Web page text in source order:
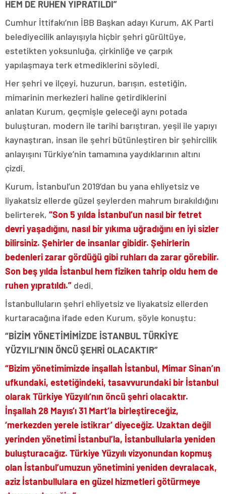
HEM DE RUHEN YIPRATILDI”
Cumhur İttifakı’nın İBB Başkan adayı Kurum, AK Parti
belediyecilik anlayışıyla hiçbir şehri gürültüye,
estetikten yoksunluğa, çirkinliğe ve çarpık
yapılaşmaya terk etmediklerini söyledi.
Her şehri ve ilçeyi, huzurun, barışın, estetiğin,
mimarinin merkezleri haline getirdiklerini
anlatan Kurum, geçmişle geleceği aynı potada
buluşturan, modern ile tarihi barıştıran, yeşil ile yapıyı
kaynaştıran, insan ile şehri bütünleştiren bir şehircilik
anlayışını Türkiye’nin tamamına yaydıklarının altını
çizdi.
Kurum, İstanbul’un 2019’dan bu yana ehliyetsiz ve
liyakatsiz ellerde güzel şeylerden mahrum bırakıldığını
belirterek, “Son 5 yılda İstanbul’un nasıl bir fetret
devri yaşadığını, nasıl bir yıkıma uğradığını en iyi sizler
bilirsiniz. Şehirler de insanlar gibidir. Şehirlerin
bedenleri zarar gördüğü gibi ruhları da zarar görebilir.
Son beş yılda İstanbul hem fiziken tahrip oldu hem de
ruhen yıpratıldı.” dedi.
İstanbulluların şehri ehliyetsiz ve liyakatsiz ellerden
kurtaracağına ifade eden Kurum, şöyle konuştu:
“BİZİM YÖNETİMİMİZDE İSTANBUL TÜRKİYE
YÜZYILI’NIN ÖNCÜ ŞEHRİ OLACAKTIR”
“Bizim yönetimimizde inşallah İstanbul, Mimar Sinan’ın
ufkundaki, estetiğindeki, tasavvurundaki bir İstanbul
olarak Türkiye Yüzyılı’nın öncü şehri olacaktır.
İnşallah 28 Mayıs’ı 31 Mart’la birleştireceğiz,
‘merkezden yerele istikrar’ diyeceğiz. Uzaktan değil
yerinden yönetimi İstanbul’la, İstanbullularla yeniden
buluşturacağız. Türkiye Yüzyılı vizyonundan kopmuş
olan İstanbul’umuzun yönetimini yeniden devralacak,
aziz İstanbullulara en güzel hizmetleri götürmeye